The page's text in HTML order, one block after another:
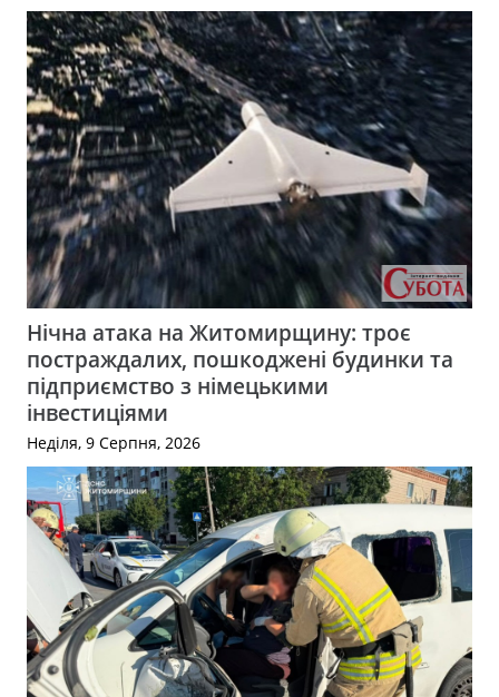
Нічна атака на Житомирщину: троє
постраждалих, пошкоджені будинки та
підприємство з німецькими
інвестиціями
Неділя, 9 Серпня, 2026